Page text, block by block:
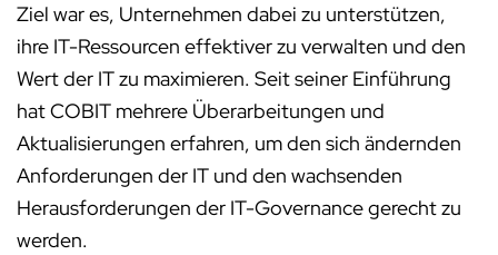
Ziel war es, Unternehmen dabei zu unterstützen,
ihre IT-Ressourcen effektiver zu verwalten und den
Wert der IT zu maximieren. Seit seiner Einführung
hat COBIT mehrere Überarbeitungen und
Aktualisierungen erfahren, um den sich ändernden
Anforderungen der IT und den wachsenden
Herausforderungen der IT-Governance gerecht zu
werden.